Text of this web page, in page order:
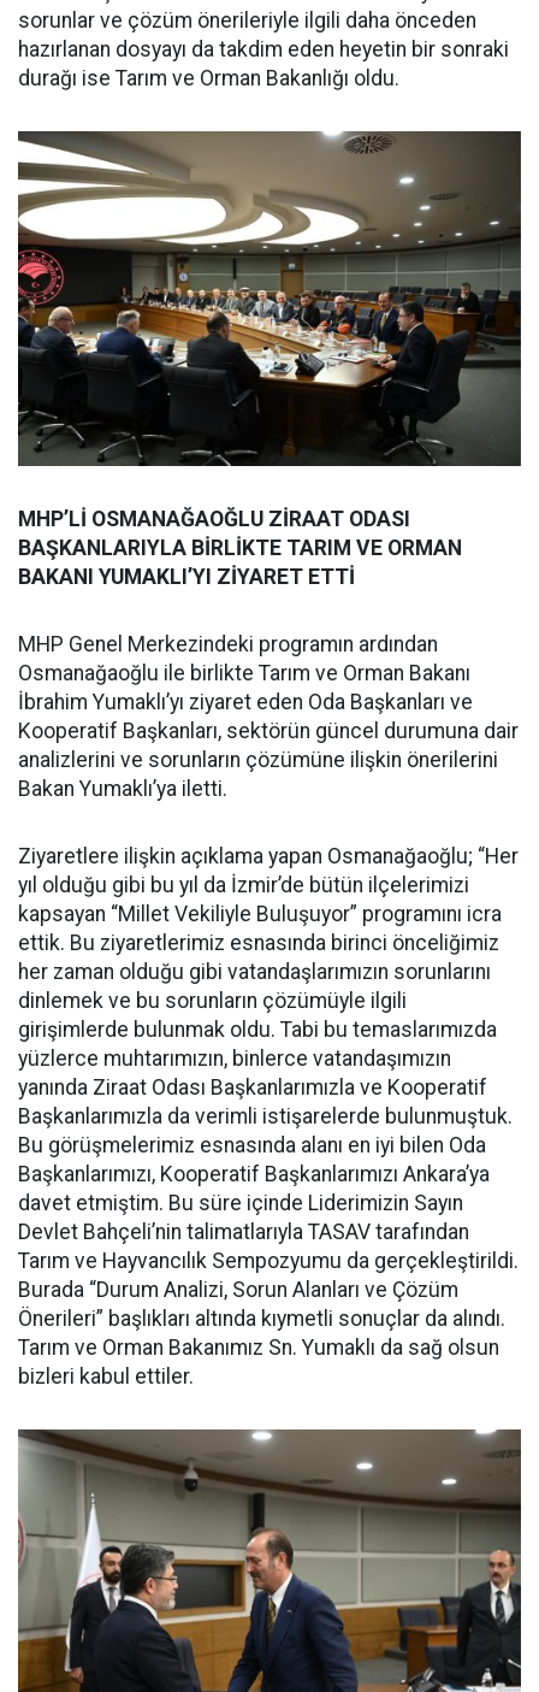
sorunlar ve çözüm önerileriyle ilgili daha önceden
hazırlanan dosyayı da takdim eden heyetin bir sonraki
durağı ise Tarım ve Orman Bakanlığı oldu.
MHP’Lİ OSMANAĞAOĞLU ZİRAAT ODASI
BAŞKANLARIYLA BİRLİKTE TARIM VE ORMAN
BAKANI YUMAKLI’YI ZİYARET ETTİ
MHP Genel Merkezindeki programın ardından
Osmanağaoğlu ile birlikte Tarım ve Orman Bakanı
İbrahim Yumaklı’yı ziyaret eden Oda Başkanları ve
Kooperatif Başkanları, sektörün güncel durumuna dair
analizlerini ve sorunların çözümüne ilişkin önerilerini
Bakan Yumaklı’ya iletti.
Ziyaretlere ilişkin açıklama yapan Osmanağaoğlu; “Her
yıl olduğu gibi bu yıl da İzmir’de bütün ilçelerimizi
kapsayan “Millet Vekiliyle Buluşuyor” programını icra
ettik. Bu ziyaretlerimiz esnasında birinci önceliğimiz
her zaman olduğu gibi vatandaşlarımızın sorunlarını
dinlemek ve bu sorunların çözümüyle ilgili
girişimlerde bulunmak oldu. Tabi bu temaslarımızda
yüzlerce muhtarımızın, binlerce vatandaşımızın
yanında Ziraat Odası Başkanlarımızla ve Kooperatif
Başkanlarımızla da verimli istişarelerde bulunmuştuk.
Bu görüşmelerimiz esnasında alanı en iyi bilen Oda
Başkanlarımızı, Kooperatif Başkanlarımızı Ankara’ya
davet etmiştim. Bu süre içinde Liderimizin Sayın
Devlet Bahçeli’nin talimatlarıyla TASAV tarafından
Tarım ve Hayvancılık Sempozyumu da gerçekleştirildi.
Burada “Durum Analizi, Sorun Alanları ve Çözüm
Önerileri” başlıkları altında kıymetli sonuçlar da alındı.
Tarım ve Orman Bakanımız Sn. Yumaklı da sağ olsun
bizleri kabul ettiler.